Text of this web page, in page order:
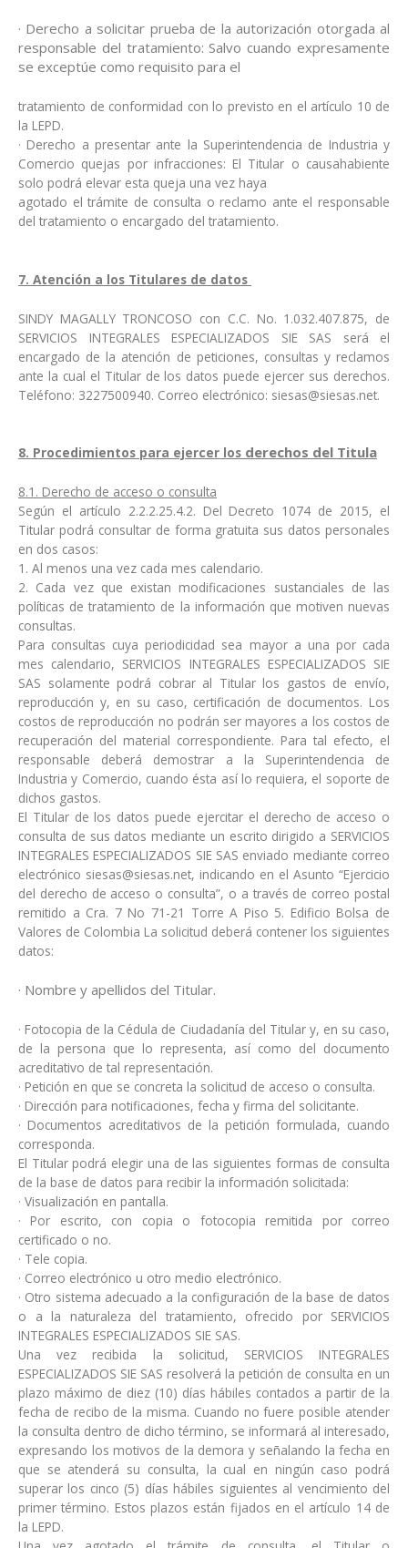
· Derecho a solicitar prueba de la autorización otorgada al
responsable del tratamiento: Salvo cuando expresamente
se exceptúe como requisito para el
tratamiento de conformidad con lo previsto en el artículo 10 de
la LEPD.
· Derecho a presentar ante la Superintendencia de Industria y
Comercio quejas por infracciones: El Titular o causahabiente
solo podrá elevar esta queja una vez haya
agotado el trámite de consulta o reclamo ante el responsable
del tratamiento o encargado del tratamiento.
7. Atención a los Titulares de datos
SINDY MAGALLY TRONCOSO con C.C. No. 1.032.407.875, de
SERVICIOS INTEGRALES ESPECIALIZADOS SIE SAS será el
encargado de la atención de peticiones, consultas y reclamos
ante la cual el Titular de los datos puede ejercer sus derechos.
Teléfono: 3227500940. Correo electrónico: siesas@siesas.net.
8. Procedimientos para ejercer los derechos del Titula
8.1. Derecho de acceso o consulta
Según el artículo 2.2.2.25.4.2. Del Decreto 1074 de 2015, el
Titular podrá consultar de forma gratuita sus datos personales
en dos casos:
1. Al menos una vez cada mes calendario.
2. Cada vez que existan modificaciones sustanciales de las
políticas de tratamiento de la información que motiven nuevas
consultas.
Para consultas cuya periodicidad sea mayor a una por cada
mes calendario, SERVICIOS INTEGRALES ESPECIALIZADOS SIE
SAS solamente podrá cobrar al Titular los gastos de envío,
reproducción y, en su caso, certificación de documentos. Los
costos de reproducción no podrán ser mayores a los costos de
recuperación del material correspondiente. Para tal efecto, el
responsable deberá demostrar a la Superintendencia de
Industria y Comercio, cuando ésta así lo requiera, el soporte de
dichos gastos.
El Titular de los datos puede ejercitar el derecho de acceso o
consulta de sus datos mediante un escrito dirigido a SERVICIOS
INTEGRALES ESPECIALIZADOS SIE SAS enviado mediante correo
electrónico siesas@siesas.net, indicando en el Asunto “Ejercicio
del derecho de acceso o consulta”, o a través de correo postal
remitido a Cra. 7 No 71-21 Torre A Piso 5. Edificio Bolsa de
Valores de Colombia La solicitud deberá contener los siguientes
datos:
· Nombre y apellidos del Titular.
· Fotocopia de la Cédula de Ciudadanía del Titular y, en su caso,
de la persona que lo representa, así como del documento
acreditativo de tal representación.
· Petición en que se concreta la solicitud de acceso o consulta.
· Dirección para notificaciones, fecha y firma del solicitante.
· Documentos acreditativos de la petición formulada, cuando
corresponda.
El Titular podrá elegir una de las siguientes formas de consulta
de la base de datos para recibir la información solicitada:
· Visualización en pantalla.
· Por escrito, con copia o fotocopia remitida por correo
certificado o no.
· Tele copia.
· Correo electrónico u otro medio electrónico.
· Otro sistema adecuado a la configuración de la base de datos
o a la naturaleza del tratamiento, ofrecido por SERVICIOS
INTEGRALES ESPECIALIZADOS SIE SAS.
Una vez recibida la solicitud, SERVICIOS INTEGRALES
ESPECIALIZADOS SIE SAS resolverá la petición de consulta en un
plazo máximo de diez (10) días hábiles contados a partir de la
fecha de recibo de la misma. Cuando no fuere posible atender
la consulta dentro de dicho término, se informará al interesado,
expresando los motivos de la demora y señalando la fecha en
que se atenderá su consulta, la cual en ningún caso podrá
superar los cinco (5) días hábiles siguientes al vencimiento del
primer término. Estos plazos están fijados en el artículo 14 de
la LEPD.